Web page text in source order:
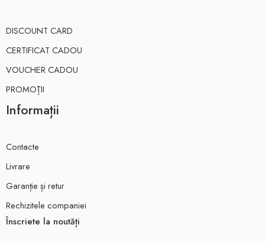
DISCOUNT CARD
CERTIFICAT CADOU
VOUCHER CADOU
PROMOȚII
Informații
Contacte
Livrare
Garanție și retur
Rechizitele companiei
Înscriete la noutăți